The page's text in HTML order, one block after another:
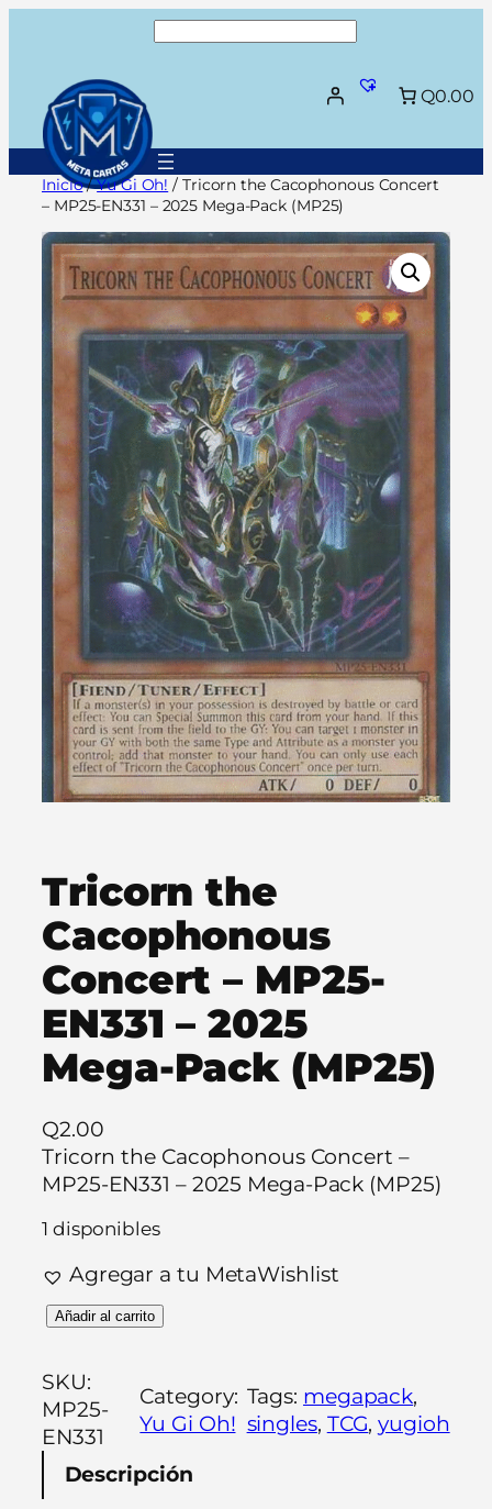
contenido
Q0.00
Inicio/Yu Gi Oh! / Tricorn the Cacophonous Concert
– MP25-EN331 – 2025 Mega-Pack (MP25)
Tricorn the
Cacophonous
Concert – MP25-
EN331 – 2025
Mega-Pack (MP25)
Q2.00
Tricorn the Cacophonous Concert –
MP25-EN331 – 2025 Mega-Pack (MP25)
1 disponibles
Agregar a tu MetaWishlist
i
c
o
r
Añadir al carrito
SKU:
MP25-
EN331
Category:
Yu Gi Oh!
Tags: megapack
singles, TCG, yugioh
Descripción